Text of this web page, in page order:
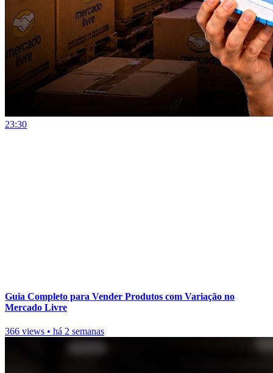
23:30
Guia Completo para Vender Produtos com Variação no
Mercado Livre
366 views • há 2 semanas